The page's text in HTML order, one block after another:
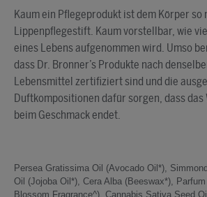
Kaum ein Pflegeprodukt ist dem Körper so
Lippenpflegestift. Kaum vorstellbar, wie
eines Lebens aufgenommen wird. Umso
dass Dr. Bronner’s Produkte nach
Lebensmittel zertifiziert sind und die
Duftkompositionen dafür sorgen, dass
beim Geschmack endet.
Persea Gratissima Oil (Avocado Oil*),
Oil (Jojoba Oil*), Cera Alba (Beeswax*),
Blossom Fragrance^), Cannabis Sativa Seed